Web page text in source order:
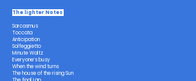
The lighter Notes
Sarcasmus
Toccata
Anticipation
Solfeggietto
Minute Waltz
Everyone’s busy
When the wind turns
The house of the rising Sun